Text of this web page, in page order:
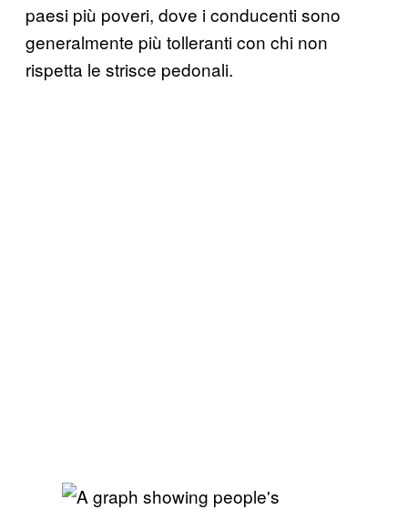
paesi più poveri, dove i conducenti sono
generalmente più tolleranti con chi non
rispetta le strisce pedonali.